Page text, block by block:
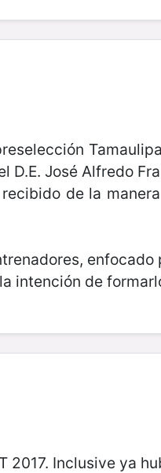
José Alfredo
de la
intención de
Inclusive ya